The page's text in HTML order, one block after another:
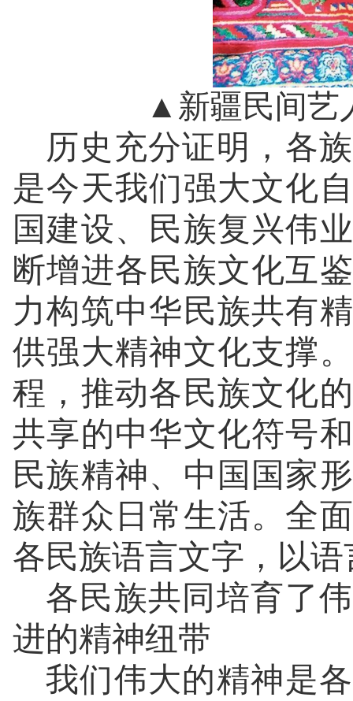
▲新疆民间艺
历史充分证明，各
是今天我们强大文化
国建设、民族复兴伟
断增进各民族文化互
力构筑中华民族共有
供强大精神文化支撑
程，推动各民族文化
共享的中华文化符号
民族精神、中国国家
族群众日常生活。全
各民族语言文字，以
各民族共同培育了
进的精神纽带
我们伟大的精神是